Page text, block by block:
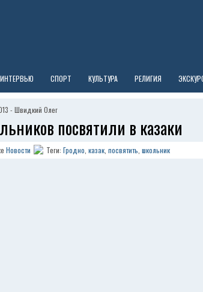
ИНТЕРВЬЮ СПОРТ КУЛЬТУРА РЕЛИГИЯ
- Швидкий Олег
посвятили в казаки
Новости Теги: Гродно казак посвятить школьник